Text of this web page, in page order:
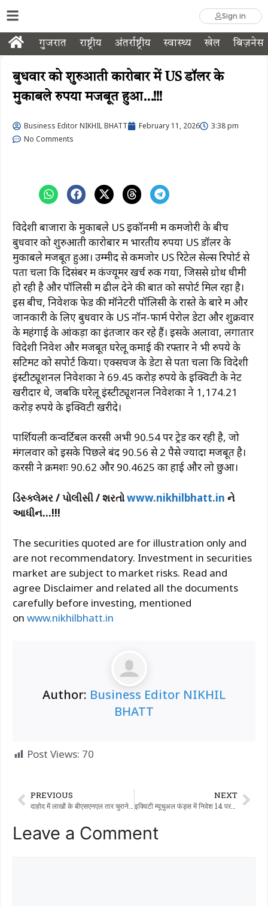
Sign in
गुजरात राष्ट्रीय अंतर्राष्ट्रीय स्वास्थ्य खेल बिज़नेस
बुधवार को शुरुआती कारोबार में US डॉलर के
मुकाबले रुपया मजबूत हुआ…!!!
Business Editor NIKHIL BHATT February 11, 2026
3:38 pm
No Comments
विदेशी बाजारों के मुकाबले US इकॉनमी में कमजोरी के बीच
बुधवार को शुरुआती कारोबार में भारतीय रुपया US डॉलर के
मुकाबले मजबूत हुआ। उम्मीद से कमजोर US रिटेल सेल्स रिपोर्ट से
पता चला कि दिसंबर में कंज्यूमर खर्च रुक गया, जिससे ग्रोथ धीमी
हो रही है और पॉलिसी में ढील देने की बात को सपोर्ट मिल रहा है।
इस बीच, निवेशक फेड की मॉनेटरी पॉलिसी के रास्ते के बारे में और
जानकारी के लिए बुधवार के US नॉन-फार्म पेरोल डेटा और शुक्रवार
के महंगाई के आंकड़ों का इंतजार कर रहे हैं। इसके अलावा, लगातार
विदेशी निवेश और मजबूत घरेलू कमाई की रफ्तार ने भी रुपये के
सेंटिमेंट को सपोर्ट किया। एक्सचेंज के डेटा से पता चला कि विदेशी
इंस्टीट्यूशनल निवेशकों ने 69.45 करोड़ रुपये के इक्विटी के नेट
खरीदार थे, जबकि घरेलू इंस्टीट्यूशनल निवेशकों ने 1,174.21
करोड़ रुपये के इक्विटी खरीदे।
पार्शियली कन्वर्टिबल करेंसी अभी 90.54 पर ट्रेड कर रही है, जो
मंगलवार को इसके पिछले बंद 90.56 से 2 पैसे ज्यादा मजबूत है।
करेंसी ने क्रमशः 90.62 और 90.4625 का हाई और लो छुआ।
ડિસ્ક્લેમર / પોલીસી / શરતોwww.nikhilbhatt.in ને
આધીન…!!!
The securities quoted are for illustration only and
are not recommendatory. Investment in securities
market are subject to market risks. Read and
agree Disclaimer and related all the documents
carefully before investing, mentioned
on www.nikhilbhatt.in
Author: Business Editor NIKHIL
BHATT
Post Views: 70
PREVIOUS NEXT
इक्विटी म्यूचुअल फंड्स में निवेश 14 परसेंट गिरा…!!!
Leave a Comment